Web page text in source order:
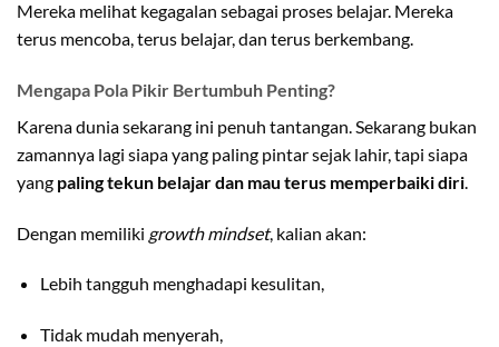
Mereka melihat kegagalan sebagai proses belajar. Mereka
terus mencoba, terus belajar, dan terus berkembang.
Mengapa Pola Pikir Bertumbuh Penting?
Karena dunia sekarang ini penuh tantangan. Sekarang bukan
zamannya lagi siapa yang paling pintar sejak lahir, tapi siapa
yang paling tekun belajar dan mau terus memperbaiki diri.
Dengan memiliki growth mindset, kalian akan:
Lebih tangguh menghadapi kesulitan,
Tidak mudah menyerah,